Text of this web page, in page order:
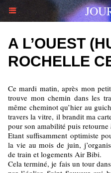
A L’OUEST
ROCHELLE
Ce mardi matin, après mon petit-déjeuner détente chez Sicard, je
trouve mon chemin dans les
même cheminot qu’hier au
travers la vitre, il brandit ma
pour son amabilité puis
Etant suffisamment optimiste
la vie au mois de juin,
de train et logements Air Bibi.
Cela terminé, je fais un tour